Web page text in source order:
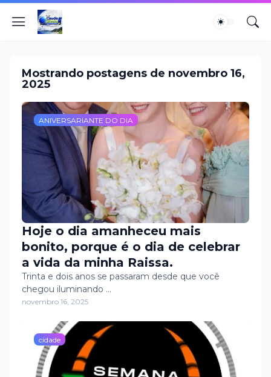
Mostrando postagens de novembro 16,
2025
ANIVERSARIANTE DO DIA
Hoje o dia amanheceu mais
bonito, porque é o dia de celebrar
a vida da minha Raissa.
Trinta e dois anos se passaram desde que você
chegou iluminando …
novembro 16, 2025
cidade